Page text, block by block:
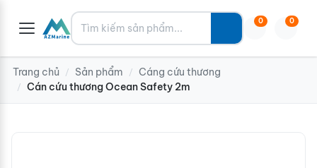
Tìm kiếm 0 0
Trang chủ / Sản phẩm / Cáng cứu thương
/ Cán cứu thương Ocean Safety 2m